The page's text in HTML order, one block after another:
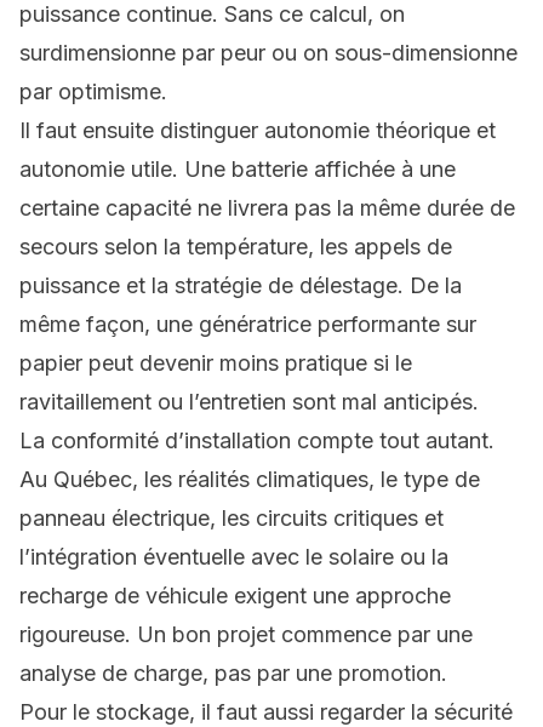
puissance continue. Sans ce calcul, on
surdimensionne par peur ou on sous-dimensionne
par optimisme.
Il faut ensuite distinguer autonomie théorique et
autonomie utile. Une batterie affichée à une
certaine capacité ne livrera pas la même durée de
secours selon la température, les appels de
puissance et la stratégie de délestage. De la
même façon, une génératrice performante sur
papier peut devenir moins pratique si le
ravitaillement ou l’entretien sont mal anticipés.
La conformité d’installation compte tout autant.
Au Québec, les réalités climatiques, le type de
panneau électrique, les circuits critiques et
l’intégration éventuelle avec le solaire ou la
recharge de véhicule exigent une approche
rigoureuse. Un bon projet commence par une
analyse de charge, pas par une promotion.
Pour le stockage, il faut aussi regarder la sécurité